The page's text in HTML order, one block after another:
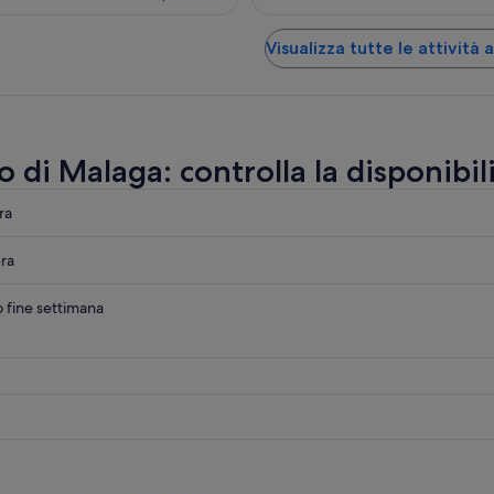
Visualizza tutte le attività
di Malaga: controlla la
fine settimana